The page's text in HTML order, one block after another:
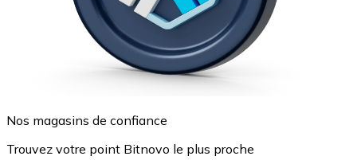
Nos magasins de confiance
Trouvez votre point Bitnovo le plus proche